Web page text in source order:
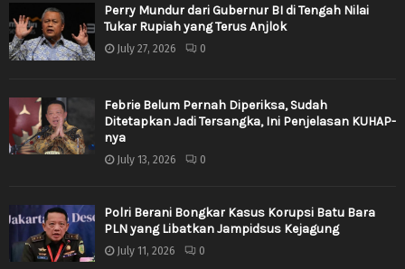
Perry Mundur dari Gubernur BI di Tengah Nilai
Tukar Rupiah yang Terus Anjlok
July 27, 2026 0
Febrie Belum Pernah Diperiksa, Sudah
Ditetapkan Jadi Tersangka, Ini Penjelasan KUHAP-
nya
July 13, 2026 0
Polri Berani Bongkar Kasus Korupsi Batu Bara
PLN yang Libatkan Jampidsus Kejagung
July 11, 2026 0